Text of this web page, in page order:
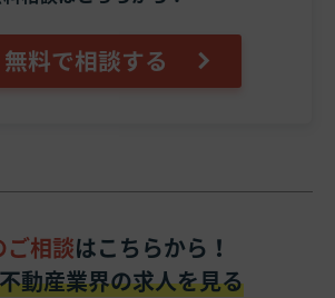
無料で相談する
ご相談はこちらから！
動産業界の求人を見る